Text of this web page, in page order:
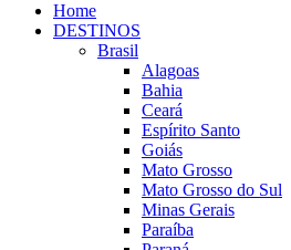
Home
DESTINOS
Brasil
Alagoas
Bahia
Ceará
Espírito Santo
Goiás
Mato Grosso
Mato Grosso do Sul
Minas Gerais
Paraíba